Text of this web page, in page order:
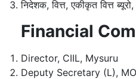
निदेशक, वित्त, एकीकृत वित्त
Financial
Director, CIIL, Mysuru
Deputy Secretary (L),